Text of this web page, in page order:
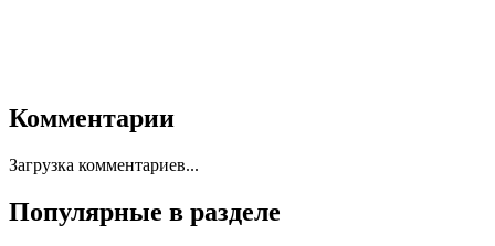
Комментарии
Загрузка комментариев...
Популярные в разделе